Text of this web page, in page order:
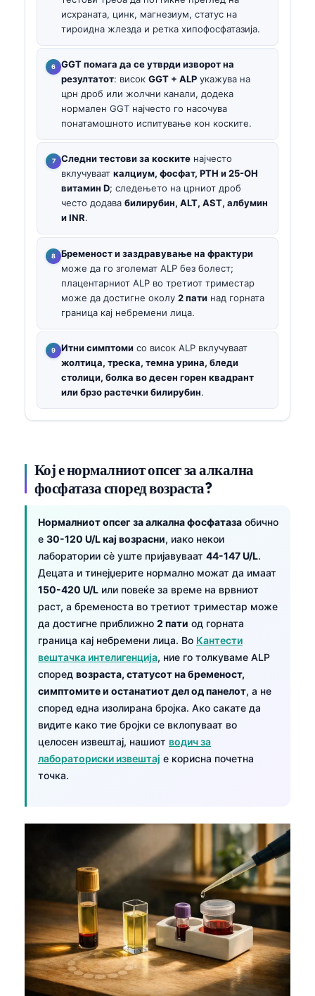
исхраната, цинк, магнезиум, статус на
тироидна жлезда и ретка хипофосфатазија.
GGT помага да се утврди изворот на
резултатот: висок GGT + ALP укажува на
црн дроб или жолчни канали, додека
нормален GGT најчесто го насочува
понатамошното испитување кон коските.
Следни тестови за коските најчесто
вклучуваат калциум, фосфат, PTH и 25-OH
витамин D; следењето на црниот дроб
често додава билирубин, ALT, AST, албумин
и INR.
Бременост и заздравување на фрактури
може да го зголемат ALP без болест;
плацентарниот ALP во третиот триместар
може да достигне околу 2 пати над горната
граница кај небремени лица.
Итни симптоми со висок ALP вклучуваат
жолтица, треска, темна урина, бледи
столици, болка во десен горен квадрант
или брзо растечки билирубин.
Кој е нормалниот опсег за алкална
фосфатаза според возраста?
Нормалниот опсег за алкална фосфатаза обично
е 30-120 U/L кај возрасни, иако некои
лаборатории сè уште пријавуваат 44-147 U/L.
Децата и тинејџерите нормално можат да имаат
150-420 U/L или повеќе за време на врвниот
раст, а бременоста во третиот триместар може
да достигне приближно 2 пати од горната
граница кај небремени лица. Во Кантести
вештачка интелигенција, ние го толкуваме ALP
според возраста, статусот на бременост,
симптомите и останатиот дел од панелот, а не
според една изолирана бројка. Ако сакате да
видите како тие бројки се вклопуваат во
целосен извештај, нашиот водич за
лабораториски извештај е корисна почетна
точка.